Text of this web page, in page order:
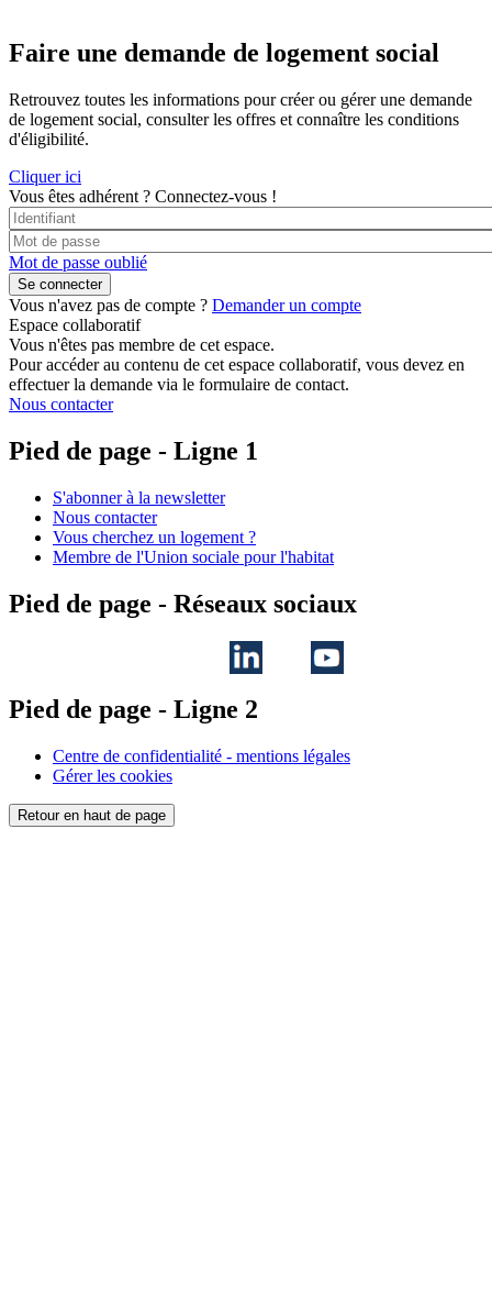
Faire une demande de logement social
Retrouvez toutes les informations pour créer ou gérer une demande
de logement social, consulter les offres et connaître les conditions
d'éligibilité.
Cliquer ici
Vous êtes adhérent ? Connectez-vous !
Mot de passe oublié
Vous n'avez pas de compte ? Demander un compte
Espace collaboratif
Vous n'êtes pas membre de cet espace.
Pour accéder au contenu de cet espace collaboratif, vous devez en
effectuer la demande via le formulaire de contact.
Nous contacter
Pied de page - Ligne 1
S'abonner à la newsletter
Nous contacter
Vous cherchez un logement ?
Membre de l'Union sociale pour l'habitat
Pied de page - Réseaux sociaux
Pied de page - Ligne 2
Centre de confidentialité - mentions légales
Gérer les cookies
Retour en haut de page